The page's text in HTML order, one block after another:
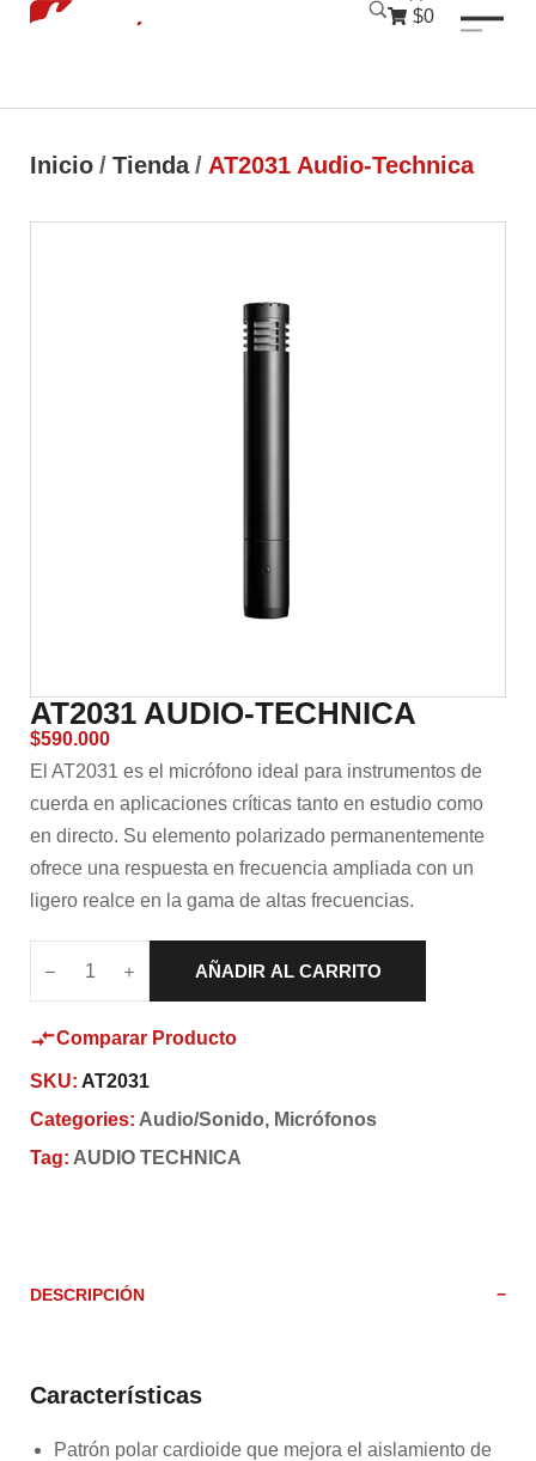
$0
Inicio / Tienda / AT2031 Audio-Technica
AT2031 AUDIO-TECHNICA
$590.000
El AT2031 es el micrófono ideal para instrumentos de
cuerda en aplicaciones críticas tanto en estudio como
en directo. Su elemento polarizado permanentemente
ofrece una respuesta en frecuencia ampliada con un
ligero realce en la gama de altas frecuencias.
AÑADIR AL CARRITO
Comparar Producto
SKU: AT2031
Categories: Audio/Sonido, Micrófonos
Tag: AUDIO TECHNICA
DESCRIPCIÓN
Características
Patrón polar cardioide que mejora el aislamiento de